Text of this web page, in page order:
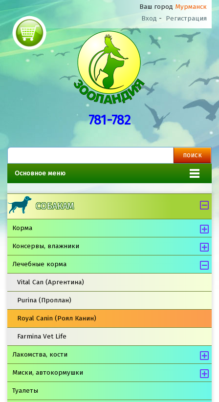
Ваш город Мурманск
Вход - Регистрация
781-782
Основное меню
СОБАКАМ
Корма
Консервы, влажники
Лечебные корма
Vital Can (Аргентина)
Purina (Проплан)
Royal Canin (Роял Канин)
Farmina Vet Life
Лакомства, кости
Миски, автокормушки
Туалеты